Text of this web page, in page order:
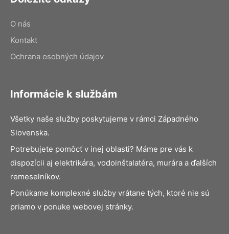
O nás
Kontakt
Ochrana osobných údajov
Informácie k službám
Všetky naše služby poskytujeme v rámci Západného
Slovenska.
Potrebujete pomôcť v inej oblasti? Máme pre vás k
dispozícii aj elektrikára, vodoinštalatéra, murára a ďalších
remeselníkov.
Ponúkame komplexné služby vrátane tých, ktoré nie sú
priamo v ponuke webovej stránky.